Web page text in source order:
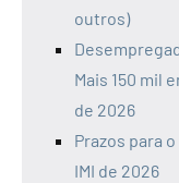
outros)
Mais 150 mil
de 2026
Prazos para
IMI de 2026